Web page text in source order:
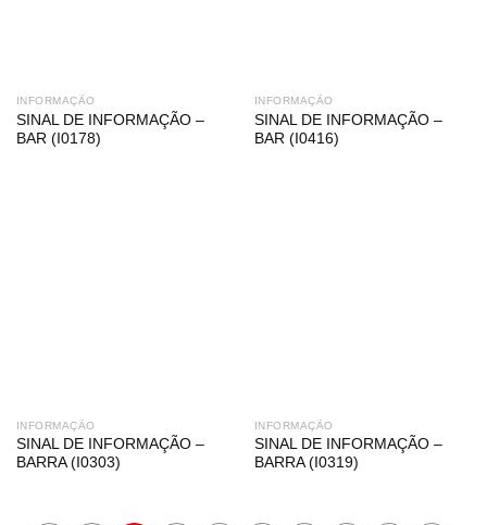
INFORMAÇÃO
SINAL DE INFORMAÇÃO –
BAR (I0178)
INFORMAÇÃO
SINAL DE INFORMAÇÃO –
BAR (I0416)
INFORMAÇÃO
SINAL DE INFORMAÇÃO –
BARRA (I0303)
INFORMAÇÃO
SINAL DE INFORMAÇÃO –
BARRA (I0319)